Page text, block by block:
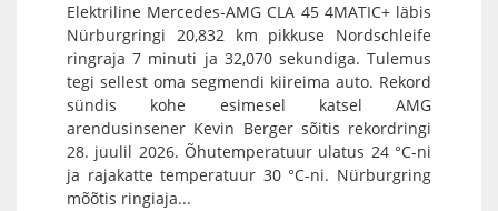
Elektriline Mercedes-AMG CLA 45 4MATIC+ läbis
Nürburgringi 20,832 km pikkuse Nordschleife
ringraja 7 minuti ja 32,070 sekundiga. Tulemus
tegi sellest oma segmendi kiireima auto. Rekord
sündis kohe esimesel katsel AMG
arendusinsener Kevin Berger sõitis rekordringi
28. juulil 2026. Õhutemperatuur ulatus 24 °C-ni
ja rajakatte temperatuur 30 °C-ni. Nürburgring
mõõtis ringiaja...